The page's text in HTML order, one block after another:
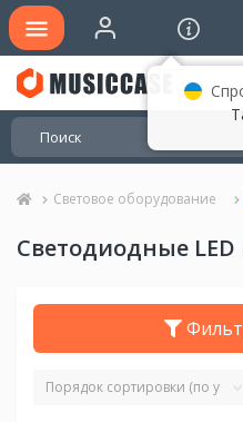
Световое оборудование
Светодиодные